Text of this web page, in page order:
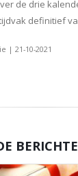
de drie
definitief
| 21-10-2021